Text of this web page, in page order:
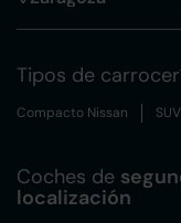
Tipos de
Compacto Nissan
Coches de
localización